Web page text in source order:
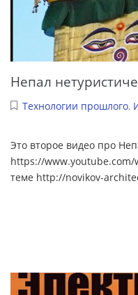
Непал
Технологии прошлого,
Это второе видео про
https://www.youtube.com/
теме http://novikov-